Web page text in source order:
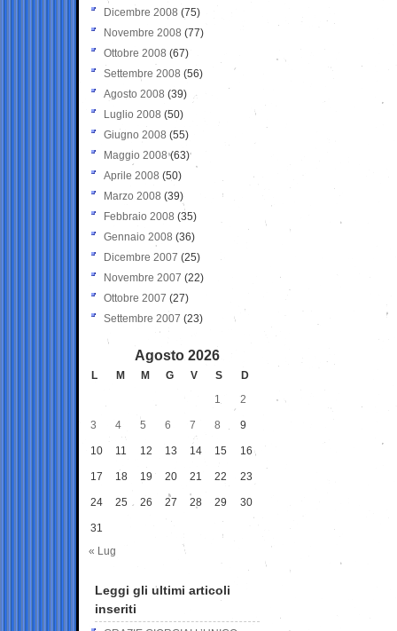
Dicembre 2008 (75)
Novembre 2008 (77)
Ottobre 2008 (67)
Settembre 2008 (56)
Agosto 2008 (39)
Luglio 2008 (50)
Giugno 2008 (55)
Maggio 2008(63)
Aprile 2008 (50)
Marzo 2008 (39)
Febbraio 2008 (35)
Gennaio 2008 (36)
Dicembre 2007 (25)
Novembre 2007 (22)
Ottobre 2007 (27)
Settembre 2007 (23)
Agosto 2026
L M M G V S
D
1
2
3 4 5 6 7 8 9
10 11 12 13 14 15 16
17 18 19 20 21 22 23
24 25 26 27 28 29 30
31
« Lug
Leggi gli ultimi articoli
inseriti